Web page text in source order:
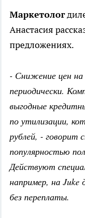
Маркетолог
Анастасия
предложениях.
- Снижение цен
периодически.
выгодные
по утилизации,
рублей, - говорит
популярностью
Действуют
например, на Juke
без переплаты.